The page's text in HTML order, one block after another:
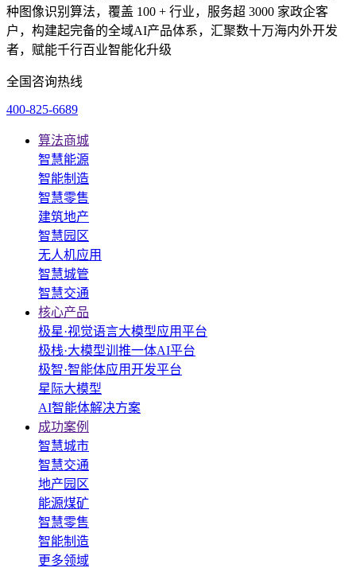
种图像识别算法，覆盖 100 + 行业，服务超 3000 家政企客
户，构建起完备的全域AI产品体系，汇聚数十万海内外开发
者，赋能千行百业智能化升级
全国咨询热线
400-825-6689
算法商城
智慧能源
智能制造
智慧零售
建筑地产
智慧园区
无人机应用
智慧城管
智慧交通
核心产品
极星·视觉语言大模型应用平台
极栈·大模型训推一体AI平台
极智·智能体应用开发平台
星际大模型
AI智能体解决方案
成功案例
智慧城市
智慧交通
地产园区
能源煤矿
智慧零售
智能制造
更多领域